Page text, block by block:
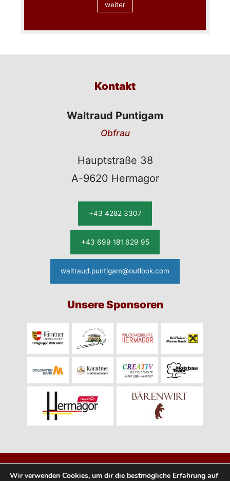
weiter
Kontakt
Waltraud Puntigam
Obfrau
Hauptstraße 38
A-9620 Hermagor
+43 4282 3307
+43 699 181 629 95
waltraud.puntigam@outlook.com
Unsere Sponsoren
© 2026Obergailtaler Trachtengruppe
Wir verwenden Cookies, um dir die bestmögliche Erfahrung auf